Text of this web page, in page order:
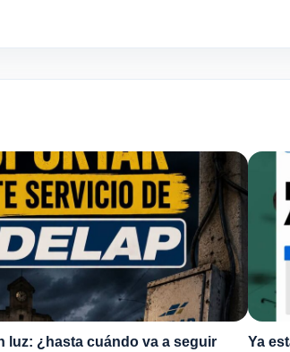
luz: ¿hasta cuándo va a seguir
Ya